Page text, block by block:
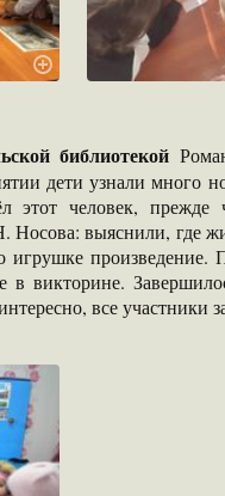
библиотекой
дети узнали много
человек, прежде
Носова: выяснили, где
в викторине.
все участники